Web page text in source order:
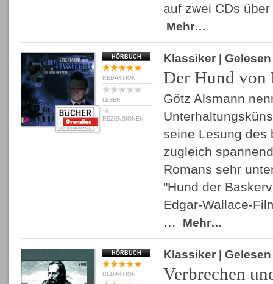
auf zwei CDs
Mehr…
HÖRBUCH
REDAKTION
LESER
19
REZENSIONEN
Klassiker |
Der Hund von
Götz Alsmann
seine Lesung des
zugleich
Romans sehr
"Hund der
Edgar-Wallace-
…
Mehr…
HÖRBUCH
REDAKTION
Klassiker |
Verbrechen